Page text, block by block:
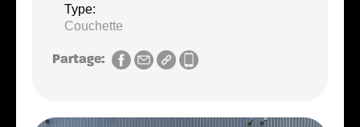
Type:
Couchette
Partage: